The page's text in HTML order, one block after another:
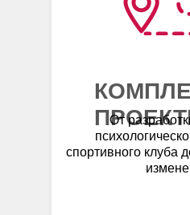
От
спортивного клуба